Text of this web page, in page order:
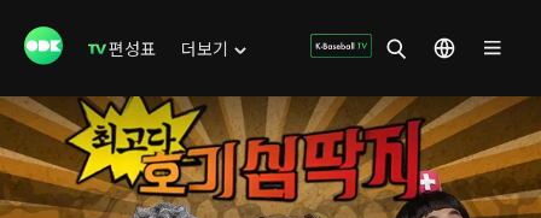
편성표 더보기